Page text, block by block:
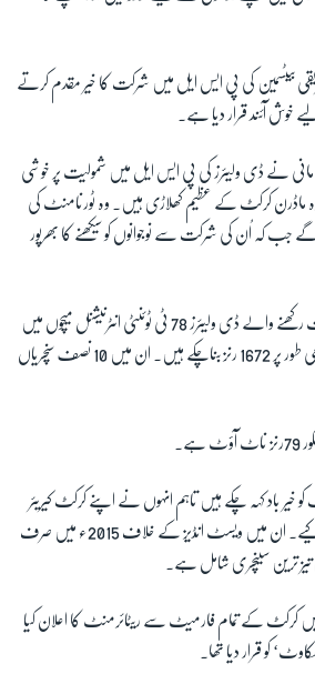
بیٹسمین کی پی ایس ایل میں شرکت کا خیر مقدم کرتے
آئند قرار دیا ہے۔
مانی نے ڈی ولیئرز کی پی ایس ایل میں شمولیت پر خوشی
ماڈرن کرکٹ کے عظیم کھلاڑی ہیں۔ وہ ٹورنامنٹ کی
کہ اُن کی شرکت سے نوجوانوں کو سیکھنے کا بھرپور
دھواں دار بیٹنگ کے لیے شہرت رکھنے والے ڈی ولیئرز 78 ٹی ٹوئنٹی انٹرنیشنل میچوں میں
26 اعشاریہ 12 کی اوسط سے مجموعی طور پر 1672 رنز بناچکے ہیں۔ ان میں 10 نصف سنچریاں
خیر باد کہہ چکے ہیں تاہم انہوں نے اپنے کرکٹ کیریئر
کے دوران کئی ریکارڈ اپنے نام کیے۔ ان میں ویسٹ انڈیز کے خلاف 2015ء میں صرف
کرکٹ کے تمام فارمیٹ سے ریٹائرمنٹ کا اعلان کیا
کو قرار دیا تھا۔